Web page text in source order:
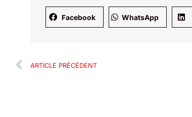
Facebook WhatsApp
ARTICLE PRÉCÉDENT